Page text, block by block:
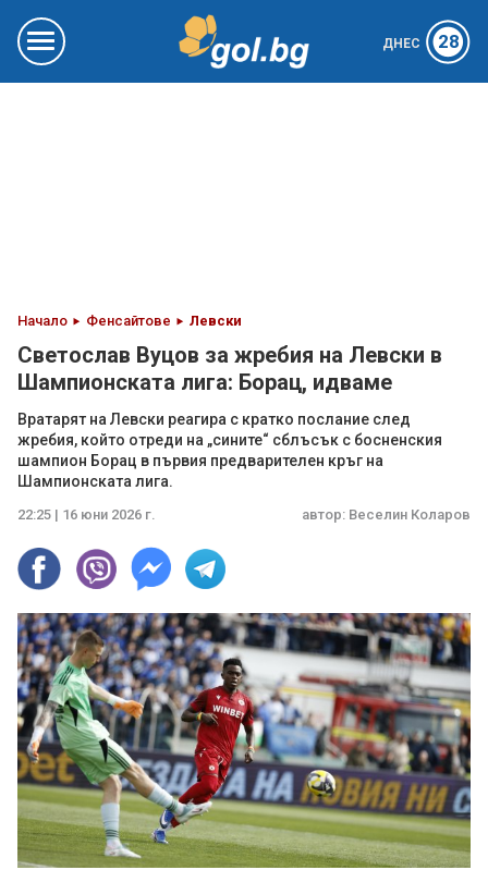
ДНЕС 28
Начало Фенсайтове Левски
Светослав Вуцов за жребия на Левски в
Шампионската лига: Борац, идваме
Вратарят на Левски реагира с кратко послание след
жребия, който отреди на „сините“ сблъсък с босненския
шампион Борац в първия предварителен кръг на
Шампионската лига.
22:25 | 16 юни 2026 г. автор: Веселин Коларов